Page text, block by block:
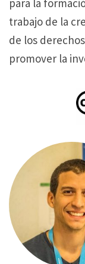
trabajo de la
de los
promover la